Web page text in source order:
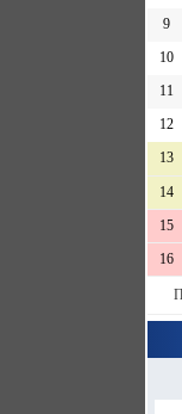
9
10
11
12
13
14
15
16